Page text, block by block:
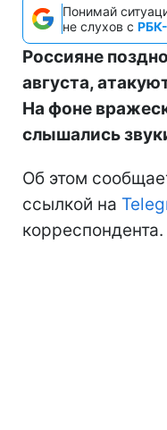
Понимай
не слухов с
Россияне
августа,
На фоне
слышались
Об этом
ссылкой на
корреспондента.